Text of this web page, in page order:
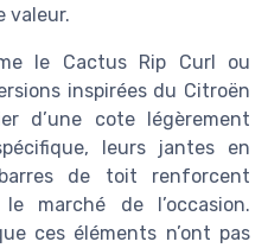
valeur.
le Cactus Rip Curl ou
inspirées du Citroën
d’une cote légèrement
leurs jantes en
de toit renforcent
marché de l’occasion.
ces éléments n’ont pas